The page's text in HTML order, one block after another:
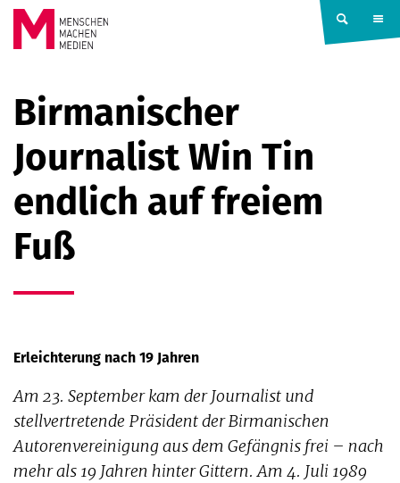
Springe zum Inhalt
MACHEN
MEDIEN
Birmanischer
Journalist Win Tin
endlich auf freiem
Fuß
Erleichterung nach 19 Jahren
Am 23. September kam der Journalist und
stellvertretende Präsident der Birmanischen
Autorenvereinigung aus dem Gefängnis frei – nach
mehr als 19 Jahren hinter Gittern. Am 4. Juli 1989